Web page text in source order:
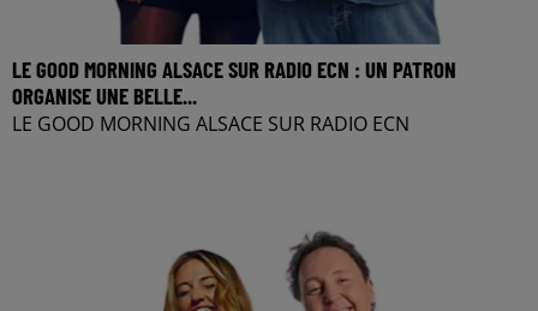
LE GOOD MORNING ALSACE SUR RADIO ECN : UN PATRON
ORGANISE UNE BELLE...
LE GOOD MORNING ALSACE SUR RADIO ECN